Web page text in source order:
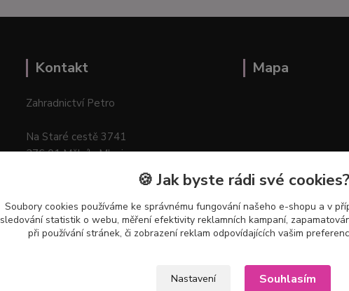
Kontakt
Zahradnictví Petro
Na Staré cestě 3741
276 01 Mělník–Mlazice
Mapa
🍪 Jak byste rádi své cookies?
Soubory cookies používáme ke správnému fungování našeho e-shopu a v
sledování statistik o webu, měření efektivity reklamních kampaní,
při používání stránek, či zobrazení reklam odpovídajících vašim
Nastavení Souhlasím